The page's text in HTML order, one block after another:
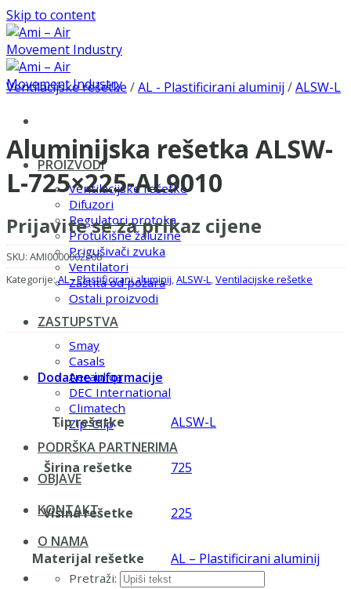
Skip to content
PROIZVODI
Ventilacijske rešetke
Difuzori
Regulatori protoka
Protukišne žaluzine
Prigušivači zvuka
Ventilatori
Zaštita od požara
Ostali proizvodi
ZASTUPSTVA
Smay
Casals
Aerauliqa
DEC International
Climatech
Zip-Clip
PODRŠKA PARTNERIMA
OBJAVE
KONTAKT
O NAMA
Pretraži:
Ventilacijske rešetke /AL - Plastificirani aluminij /ALSW-L
Aluminijska rešetka ALSW-
L-725×225-AL9010
Prijavite se za prikaz cijene
SKU: AMI0000002208
Kategorije:AL - Plastificirani aluminij,ALSW-L,Ventilacijske rešetke
Dodatne informacije
Tip rešetke ALSW-L
Širina rešetke 725
Visina rešetke 225
Materijal rešetke AL – Plastificirani aluminij